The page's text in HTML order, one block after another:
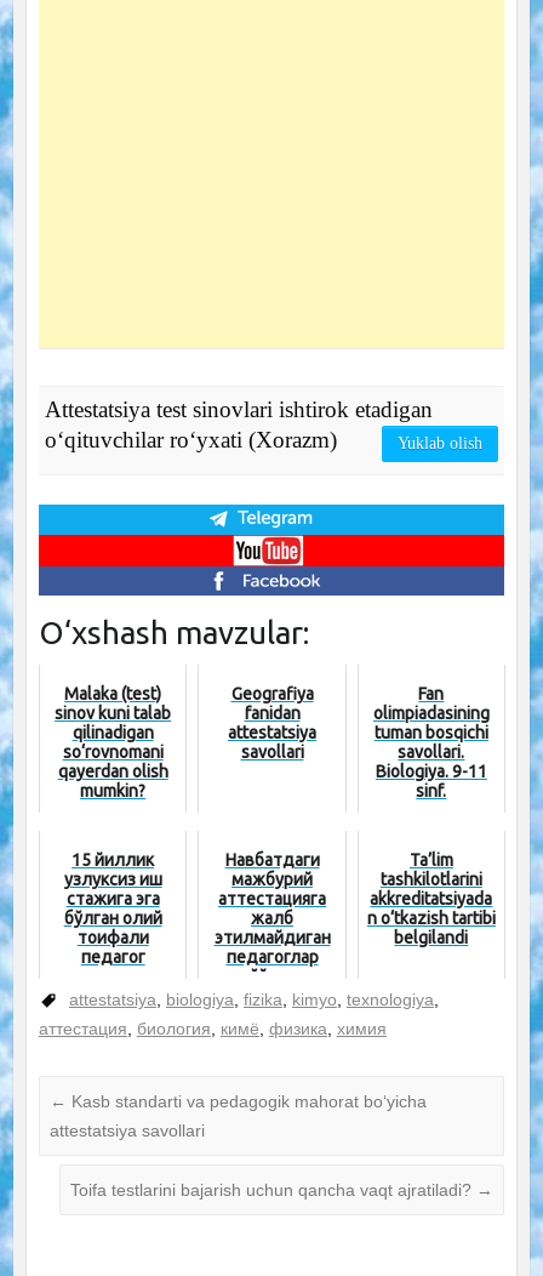
Attestatsiya test sinovlari ishtirok etadigan
o‘qituvchilar ro‘yxati (Xorazm)
Yuklab olish
O‘xshash mavzular:
Malaka (test)
sinov kuni talab
qilinadigan
so‘rovnomani
qayerdan olish
mumkin?
Geografiya
fanidan
attestatsiya
savollari
Fan
olimpiadasining
tuman bosqichi
savollari.
Biologiya. 9-11
sinf.
15 йиллик
узлуксиз иш
стажига эга
бўлган олий
тоифали
педагог
тоифалари
қачонгача са...
Навбатдаги
мажбурий
аттестацияга
жалб
этилмайдиган
педагоглар
рўйхати
тасдиқланди
Ta’lim
tashkilotlarini
akkreditatsiyada
n o‘tkazish tartibi
belgilandi
attestatsiya biologiya fizika kimyo texnologiya
аттестация
биология кимё физика химия
← Kasb standarti va pedagogik mahorat bo‘yicha
attestatsiya savollari
Toifa testlarini bajarish uchun qancha vaqt ajratiladi? →